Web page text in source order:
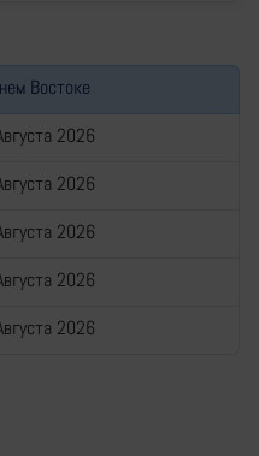
Востоке
2026
2026
2026
2026
2026